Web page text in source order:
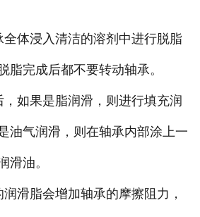
体浸入清洁的溶剂中进行脱脂
脂完成后都不要转动轴承。
果是脂润滑，则进行填充润
油气润滑，则在轴承内部涂上一
滑油。
脂会增加轴承的摩擦阻力，